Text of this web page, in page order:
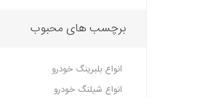
برچسب های محبوب
انواع بلبرینگ خودرو
انواع شیلنگ خودرو